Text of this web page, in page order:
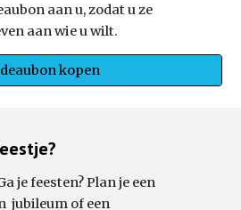
aan u, zodat u ze
aan wie u wilt.
kopen
je feesten? Plan je een
jubileum of een